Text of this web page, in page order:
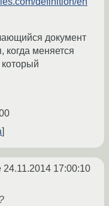
документ
когда меняется
24.11.2014 17:00:10